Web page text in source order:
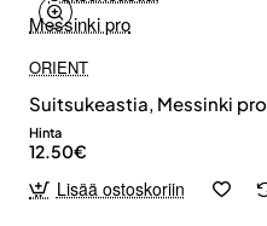
ORIENT
Suitsukeastia, Messinki pro
Hinta
12.50€
Lisää ostoskoriin